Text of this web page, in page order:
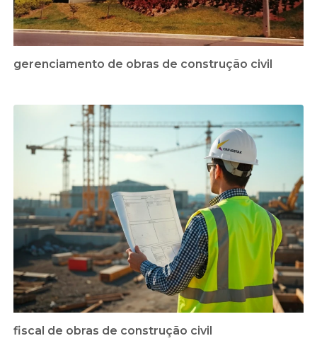
gerenciamento de obras de construção civil
fiscal de obras de construção civil